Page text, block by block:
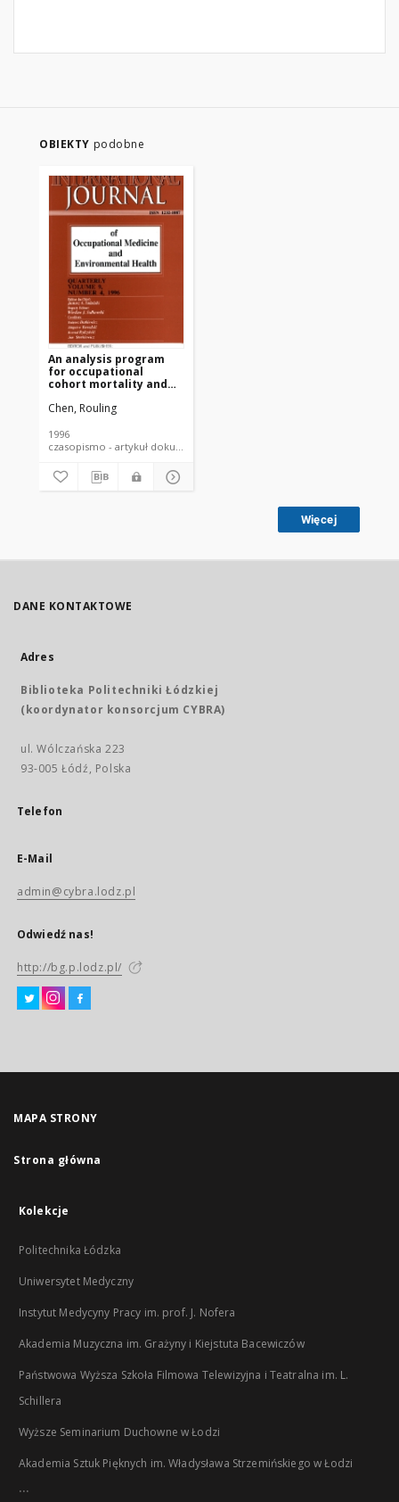
OBIEKTY podobne
An analysis program
for occupational
cohort mortality and
copper miners
Chen, Rouling
1996
czasopismo - artykuł dokument piśmienniczy
Więcej
DANE KONTAKTOWE
Adres
Biblioteka Politechniki Łódzkiej
(koordynator konsorcjum CYBRA)
ul. Wólczańska 223
93-005 Łódź, Polska
Telefon
E-Mail
admin@cybra.lodz.pl
Odwiedź nas!
http://bg.p.lodz.pl/
MAPA STRONY
Strona główna
Kolekcje
Politechnika Łódzka
Uniwersytet Medyczny
Instytut Medycyny Pracy im. prof. J. Nofera
Akademia Muzyczna im. Grażyny i Kiejstuta Bacewiczów
Państwowa Wyższa Szkoła Filmowa Telewizyjna i Teatralna im. L.
Schillera
Wyższe Seminarium Duchowne w Łodzi
Akademia Sztuk Pięknych im. Władysława Strzemińskiego w Łodzi
...